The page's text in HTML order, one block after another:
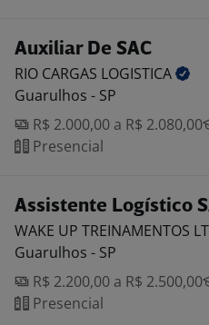
Auxiliar De SAC
RIO CARGAS LOGISTICA
Guarulhos - SP
R$ 2.000,00 a R$ 2.080,00
Presencial
Assistente Logístico
WAKE UP TREINAMENTOS
Guarulhos - SP
R$ 2.200,00 a R$ 2.500,00
Presencial